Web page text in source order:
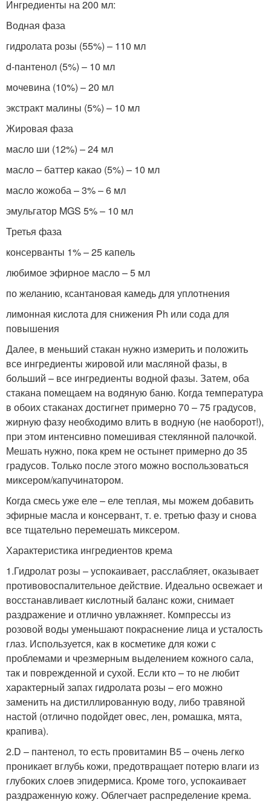
Ингредиенты на 200 мл:
Водная фаза
гидролата розы (55%) – 110 мл
d-пантенол (5%) – 10 мл
мочевина (10%) – 20 мл
экстракт малины (5%) – 10 мл
Жировая фаза
масло ши (12%) – 24 мл
масло – баттер какао (5%) – 10 мл
масло жожоба – 3% – 6 мл
эмульгатор MGS 5% – 10 мл
Третья фаза
консерванты 1% – 25 капель
любимое эфирное масло – 5 мл
по желанию, ксантановая камедь для уплотнения
лимонная кислота для снижения Ph или сода для
повышения
Далее, в меньший стакан нужно измерить и положить
все ингредиенты жировой или масляной фазы, в
больший – все ингредиенты водной фазы. Затем, оба
стакана помещаем на водяную баню. Когда температура
в обоих стаканах достигнет примерно 70 – 75 градусов,
жирную фазу необходимо влить в водную (не наоборот!),
при этом интенсивно помешивая стеклянной палочкой.
Мешать нужно, пока крем не остынет примерно до 35
градусов. Только после этого можно воспользоваться
миксером/капучинатором.
Когда смесь уже еле – еле теплая, мы можем добавить
эфирные масла и консервант, т. е. третью фазу и снова
все тщательно перемешать миксером.
Характеристика ингредиентов крема
1.Гидролат розы – успокаивает, расслабляет, оказывает
противовоспалительное действие. Идеально освежает и
восстанавливает кислотный баланс кожи, снимает
раздражение и отлично увлажняет. Компрессы из
розовой воды уменьшают покраснение лица и усталость
глаз. Используется, как в косметике для кожи с
проблемами и чрезмерным выделением кожного сала,
так и поврежденной и сухой. Если кто – то не любит
характерный запах гидролата розы – его можно
заменить на дистиллированную воду, либо травяной
настой (отлично подойдет овес, лен, ромашка, мята,
крапива).
2.D – пантенол, то есть провитамин В5 – очень легко
проникает вглубь кожи, предотвращает потерю влаги из
глубоких слоев эпидермиса. Кроме того, успокаивает
раздраженную кожу. Облегчает распределение крема.